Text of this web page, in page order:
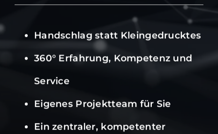
Handschlag statt Kleingedrucktes
360° Erfahrung, Kompetenz und
Service
Eigenes Projektteam für Sie
Ein zentraler, kompetenter